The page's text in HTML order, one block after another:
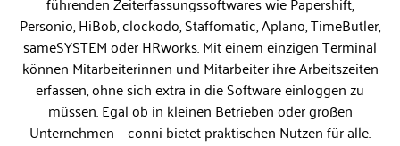
Personio, HiBob, clockodo, Staffomatic, Aplano, TimeButler,
sameSYSTEM oder HRworks. Mit einem einzigen Terminal
können Mitarbeiterinnen und Mitarbeiter ihre Arbeitszeiten
erfassen, ohne sich extra in die Software einloggen zu
müssen. Egal ob in kleinen Betrieben oder großen
Unternehmen – conni bietet praktischen Nutzen für alle.